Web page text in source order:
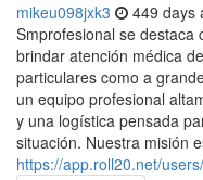
mikeu098jxk3 449 days
Smprofesional se
brindar atención médica
particulares como a
un equipo profesional
y una logística pensada
situación. Nuestra misión
https://app.roll20.net/